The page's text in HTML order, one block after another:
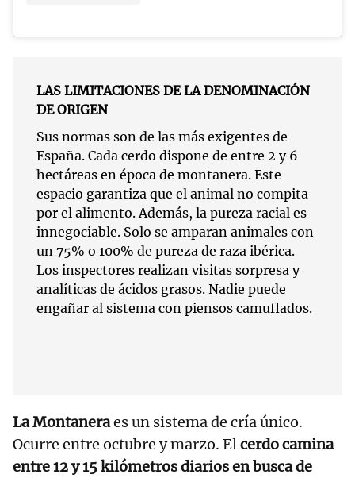
LAS LIMITACIONES DE LA DENOMINACIÓN
DE ORIGEN
Sus normas son de las más exigentes de
España. Cada cerdo dispone de entre 2 y 6
hectáreas en época de montanera. Este
espacio garantiza que el animal no compita
por el alimento. Además, la pureza racial es
innegociable. Solo se amparan animales con
un 75% o 100% de pureza de raza ibérica.
Los inspectores realizan visitas sorpresa y
analíticas de ácidos grasos. Nadie puede
engañar al sistema con piensos camuflados.
La Montaneraes un sistema de cría único.
Ocurre entre octubre y marzo. Elcerdo camina
entre 12 y 15 kilómetros diarios en busca de